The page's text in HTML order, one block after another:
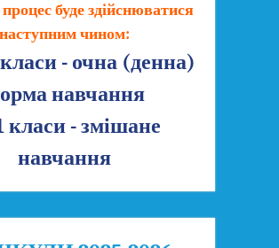
буде здійснюватися
наступним чином:
- очна (денна)
навчання
класи - змішане
навчання